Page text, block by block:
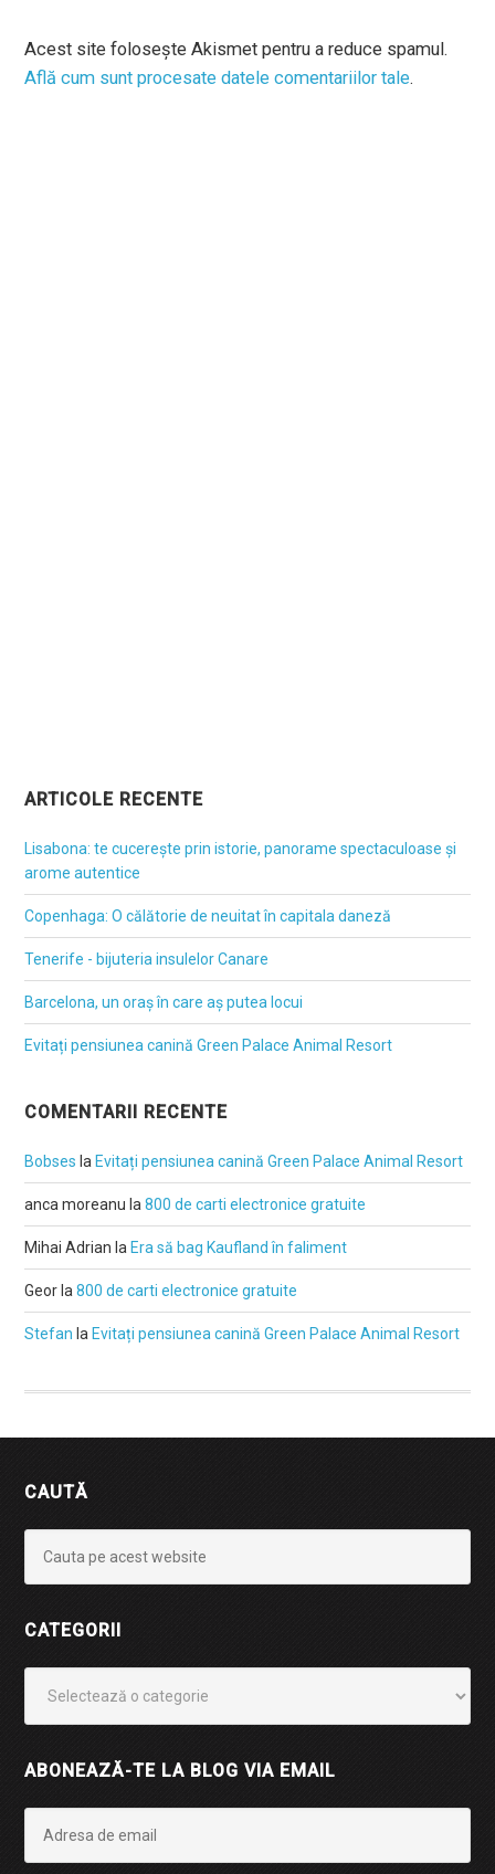
Acest site folosește Akismet pentru a reduce spamul.
Află cum sunt procesate datele comentariilor tale.
ARTICOLE RECENTE
Lisabona: te cucerește prin istorie, panorame spectaculoase și
arome autentice
Copenhaga: O călătorie de neuitat în capitala daneză
Tenerife - bijuteria insulelor Canare
Barcelona, un oraș în care aș putea locui
Evitați pensiunea canină Green Palace Animal Resort
COMENTARII RECENTE
Bobses la Evitați pensiunea canină Green Palace Animal Resort
anca moreanu la800 de carti electronice gratuite
Mihai Adrian la Era să bag Kaufland în faliment
Geor la800 de carti electronice gratuite
Stefan la Evitați pensiunea canină Green Palace Animal Resort
CAUTĂ
CATEGORII
ABONEAZĂ-TE LA BLOG VIA EMAIL
email